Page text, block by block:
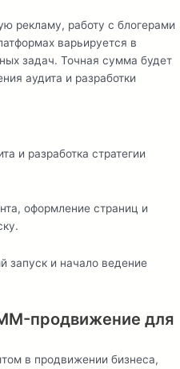
рекламу, работу с блогерами
варьируется в
задач. Точная сумма будет
аудита и разработки
и разработка стратегии
оформление страниц и
запуск и начало ведение
продвижение для
в продвижении бизнеса,